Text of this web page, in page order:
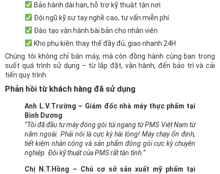
Bảo hành dài hạn, hỗ trợ kỹ thuật tận nơi
Đội ngũ kỹ sư tay nghề cao, tư vấn miễn phí
Đào tạo vận hành bài bản cho nhân viên
Kho phụ kiện thay thế đầy đủ, giao nhanh 24H
Chúng tôi không chỉ bán máy, mà còn đồng hành cùng bạn trong
suốt quá trình sử dụng – từ lắp đặt, vận hành, đến bảo trì và cải
tiến quy trình.
Phản hồi từ khách hàng đã sử dụng
Anh L.V.Trường – Giám đốc nhà máy thực phẩm tại
Bình Dương
“Tôi đã đầu tư máy đóng gói túi ngang từ PMS Việt Nam từ
năm ngoái. Phải nói là cực kỳ hài lòng! Máy chạy ổn định,
tiết kiệm nhân công và sản phẩm đóng gói cực kỳ chuyên
nghiệp. Đội kỹ thuật của PMS rất tận tình.”
Chị N.T.Hồng – Chủ cơ sở sản xuất mỹ phẩm tại